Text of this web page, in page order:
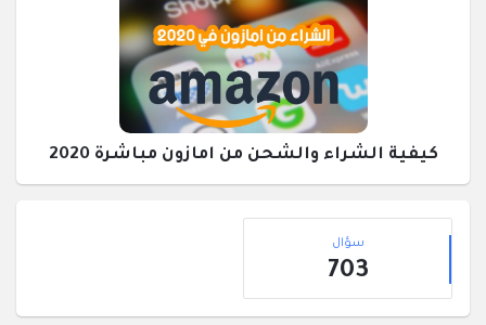
كيفية الشراء والشحن من امازون مباشرة 2020
القائمة
الجانبية
إحصائيات
سؤال
703